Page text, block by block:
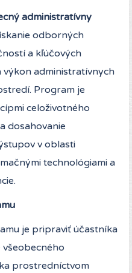
administratívny
odborných
a kľúčových
administratívnych
Program je
celoživotného
dosahovanie
v oblasti
technológiami a
je pripraviť účastníka
prostredníctvom